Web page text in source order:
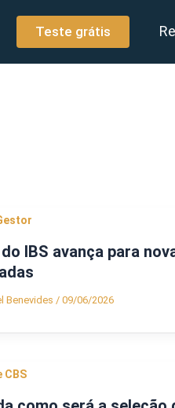
Teste grátis
IBS avança para
Benevides / 09/06/2026
CBS